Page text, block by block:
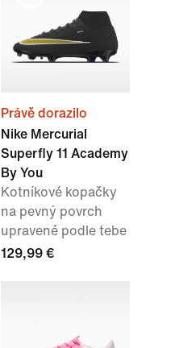
Právě dorazilo
Nike Mercurial
Superfly 11 Academy
By You
Kotníkové kopačky
na pevný povrch
upravené podle tebe
129,99 €